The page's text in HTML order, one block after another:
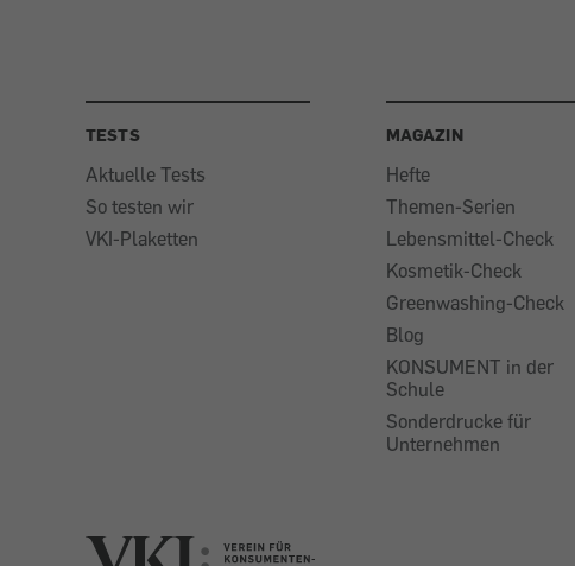
TESTS
Aktuelle Tests
So testen wir
VKI-Plaketten
MAGAZIN
Hefte
Themen-Serien
Lebensmittel-Check
Kosmetik-Check
Greenwashing-Check
Blog
KONSUMENT in der
Schule
Sonderdrucke für
Unternehmen